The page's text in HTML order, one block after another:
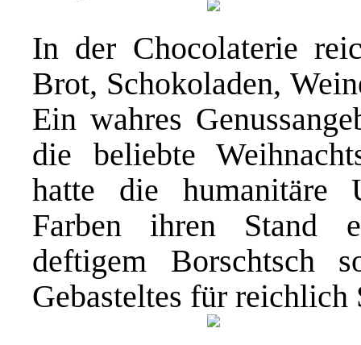
In der Chocolaterie
Brot, Schokoladen,
Ein wahres
die beliebte
hatte die humanitäre
Farben ihren Stand
deftigem Borschtsch
Gebasteltes für reichlich